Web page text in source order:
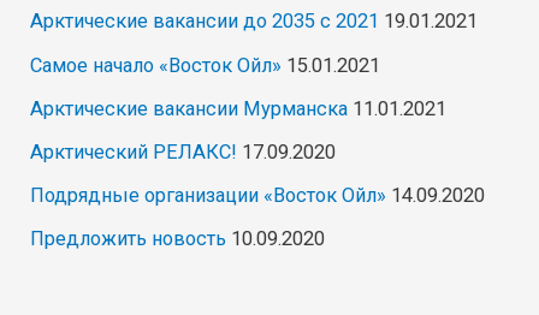
Арктические вакансии до 2035 с 2021 19.01.2021
Самое начало «Восток Ойл» 15.01.2021
Арктические вакансии Мурманска 11.01.2021
Арктический РЕЛАКС! 17.09.2020
Подрядные организации «Восток Ойл» 14.09.2020
Предложить новость 10.09.2020